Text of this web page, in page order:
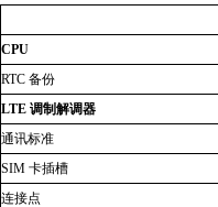
CPU
RTC 备份
LTE 调制解调器
通讯标准
SIM 卡插槽
连接点